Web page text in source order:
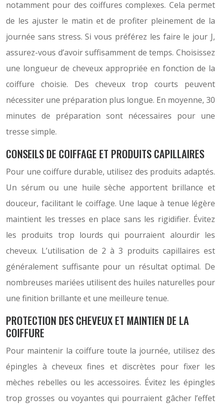
notamment pour des coiffures complexes. Cela permet
de les ajuster le matin et de profiter pleinement de la
journée sans stress. Si vous préférez les faire le jour J,
assurez-vous d’avoir suffisamment de temps. Choisissez
une longueur de cheveux appropriée en fonction de la
coiffure choisie. Des cheveux trop courts peuvent
nécessiter une préparation plus longue. En moyenne, 30
minutes de préparation sont nécessaires pour une
tresse simple.
CONSEILS DE COIFFAGE ET PRODUITS CAPILLAIRES
Pour une coiffure durable, utilisez des produits adaptés.
Un sérum ou une huile sèche apportent brillance et
douceur, facilitant le coiffage. Une laque à tenue légère
maintient les tresses en place sans les rigidifier. Évitez
les produits trop lourds qui pourraient alourdir les
cheveux. L’utilisation de 2 à 3 produits capillaires est
généralement suffisante pour un résultat optimal. De
nombreuses mariées utilisent des huiles naturelles pour
une finition brillante et une meilleure tenue.
PROTECTION DES CHEVEUX ET MAINTIEN DE LA
COIFFURE
Pour maintenir la coiffure toute la journée, utilisez des
épingles à cheveux fines et discrètes pour fixer les
mèches rebelles ou les accessoires. Évitez les épingles
trop grosses ou voyantes qui pourraient gâcher l’effet